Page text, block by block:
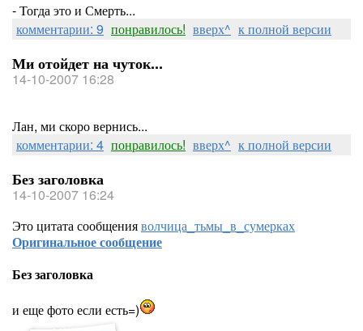
- Тогда это и Смерть...
комментарии: 9 понравилось! вверх^ к полной версии
Ми отойдет на чуток...
14-10-2007 16:28
Лан, ми скоро вернись...
комментарии: 4 понравилось! вверх^ к полной версии
Без заголовка
14-10-2007 16:24
Это цитата сообщенияволчица_тьмы_в_сумерках
Оригинальное сообщение
Без заголовка
и еще фото если есть=)